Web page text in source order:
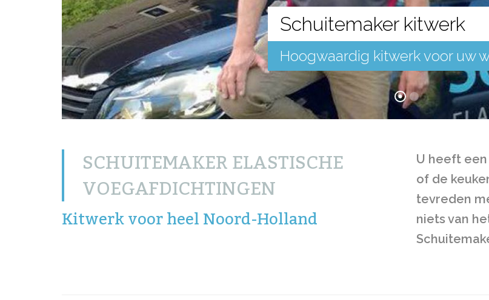
Schuitemaker kitwerk
Hoogwaardig kitwerk voor uw
SCHUITEMAKER ELASTISCHE
VOEGAFDICHTINGEN
Kitwerk voor heel Noord-Holland
U heeft
of de
tevreden
niets van